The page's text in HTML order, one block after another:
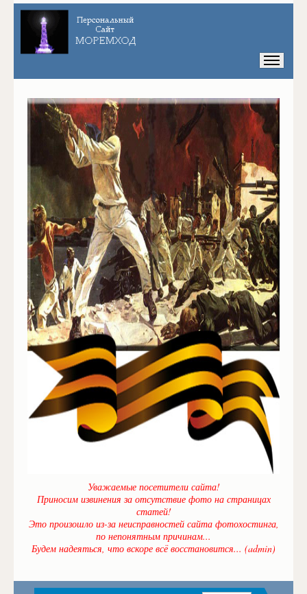
Уважаемые посетители сайта!
Приносим извинения за отсутствие фото на страницах
статей!
Это произошло из-за неисправностей сайта фотохостинга,
по непонятным причинам...
Будем надеяться, что вскоре всё восстановится... (admin)